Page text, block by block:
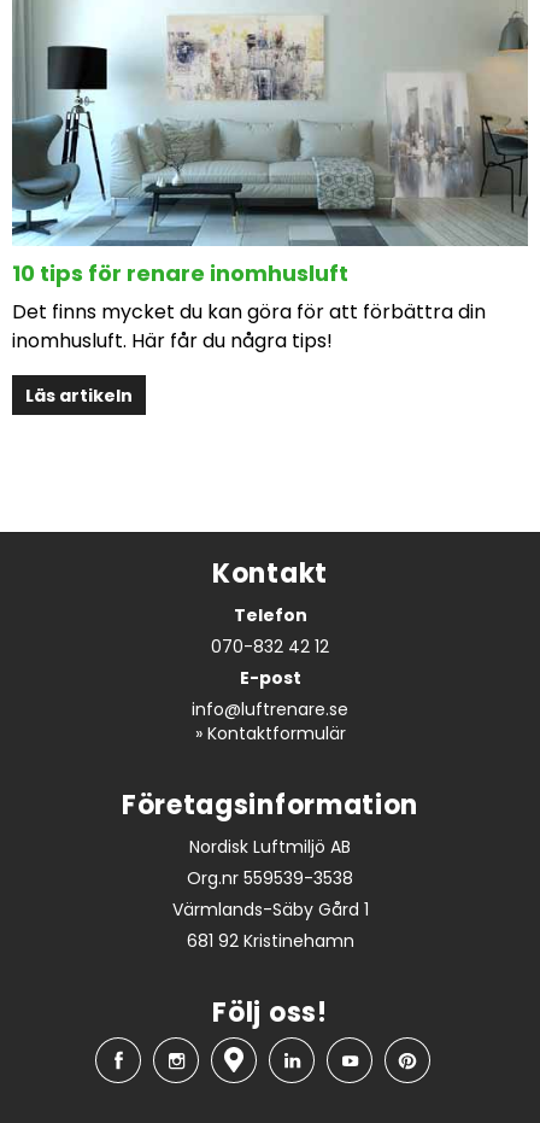
10 tips för renare inomhusluft
Det finns mycket du kan göra för att förbättra din
inomhusluft. Här får du några tips!
Läs artikeln
Kontakt
Telefon
070-832 42 12
E-post
info@luftrenare.se
» Kontaktformulär
Företagsinformation
Nordisk Luftmiljö AB
Org.nr 559539-3538
Värmlands-Säby Gård 1
681 92 Kristinehamn
Följ oss!